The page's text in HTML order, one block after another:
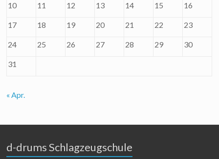
10 11 12 13 14 15 16
17 18 19 20 21 22 23
24 25 26 27 28 29 30
31
« Apr.
d-drums Schlagzeugschule